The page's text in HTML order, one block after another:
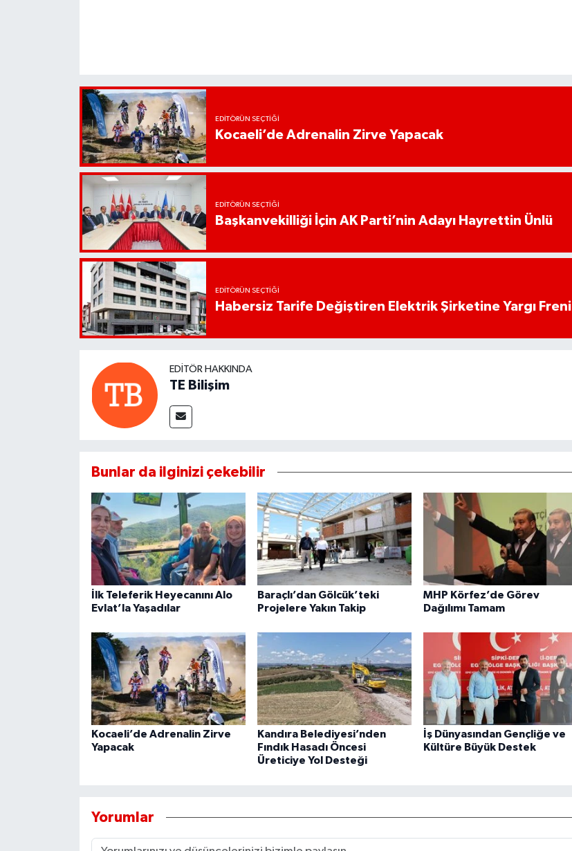
EDITÖRÜN SEÇTIĞI
Kocaeli’de Adrenalin Zirve Yapacak
EDITÖRÜN SEÇTIĞI
Başkanvekilliği İçin AK Parti’nin Adayı Hayrettin Ünlü
EDITÖRÜN SEÇTIĞI
Habersiz Tarife Değiştiren Elektrik Şirketine Yargı Freni
EDITÖR HAKKINDA
TE Bilişim
Bunlar da ilginizi çekebilir
İlk Teleferik Heyecanını Alo
Evlat’la Yaşadılar
Baraçlı’dan Gölcük’teki
Projelere Yakın Takip
MHP Körfez’de Görev
Dağılımı Tamam
Kocaeli’de Adrenalin Zirve
Yapacak
Kandıra Belediyesi’nden
Fındık Hasadı Öncesi
Üreticiye Yol Desteği
İş Dünyasından Gençliğe ve
Kültüre Büyük Destek
Yorumlar